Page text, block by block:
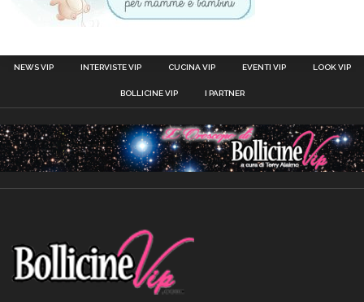
NEWS VIP INTERVISTE VIP CUCINA VIP EVENTI VIP LOOK VIP
BOLLICINE VIP I PARTNER